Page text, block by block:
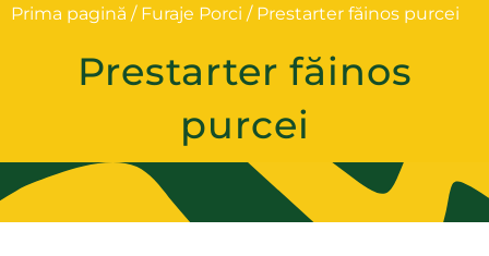
Prima pagină / Furaje Porci / Prestarter făinos purcei
Prestarter făinos
purcei